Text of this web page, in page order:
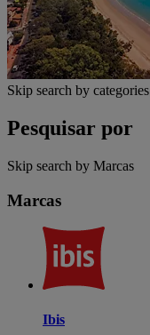
Skip search by categories
Pesquisar por
Skip search by Marcas
Marcas
Ibis